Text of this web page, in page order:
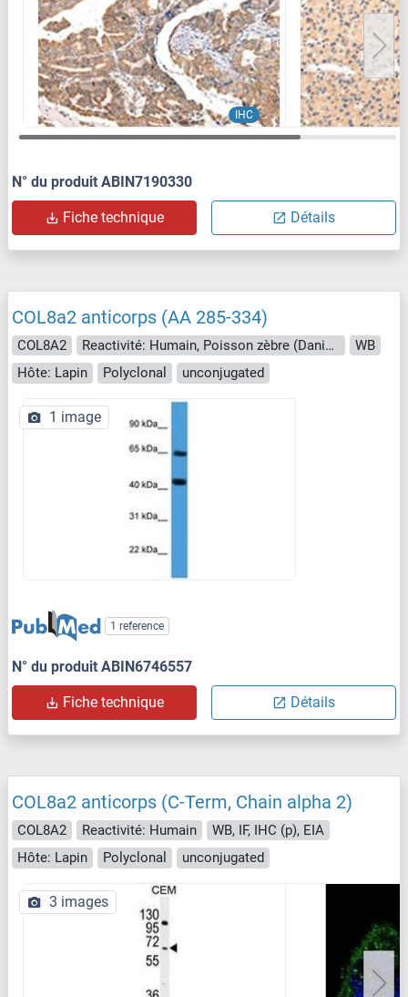
IHC
N° du produit ABIN7190330
Fiche technique Détails
COL8a2 anticorps (AA 285-334)
COL8A2 Reactivité: Humain, Poisson zèbre (Danio rerio)
WB
Hôte: Lapin
Polyclonal unconjugated
1 image
1 reference
N° du produit ABIN6746557
Fiche technique Détails
COL8a2 anticorps (C-Term, Chain alpha 2)
COL8A2 Reactivité: Humain
WB, IF, IHC (p), EIA
Hôte: Lapin
Polyclonal unconjugated
3 images